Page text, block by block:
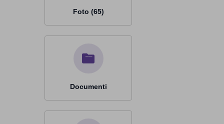
Foto (65)
Documenti